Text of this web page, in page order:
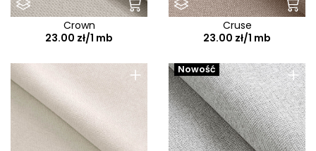
Crown
23.00 zł/1 mb
Cruse
23.00 zł/1 mb
+ +
Nowość